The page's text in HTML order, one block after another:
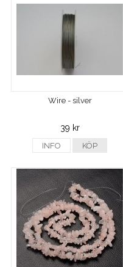
Wire - silver
39 kr
INFO KÖP